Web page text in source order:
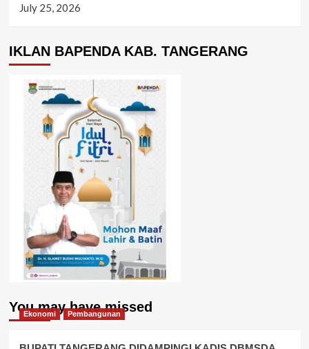
July 25, 2026
IKLAN BAPENDA KAB. TANGERANG
You may have missed
Ekonomi Pembangunan